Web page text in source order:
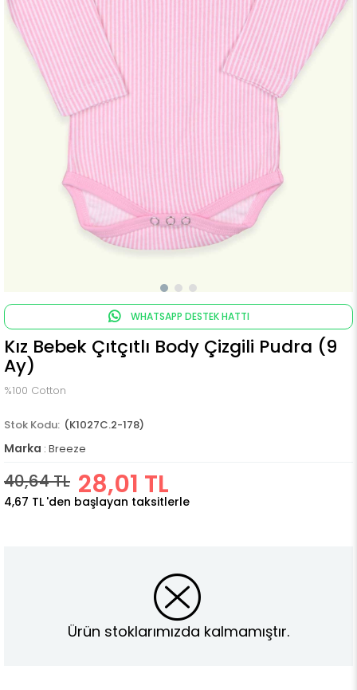
WHATSAPP DESTEK HATTI
Kız Bebek Çıtçıtlı Body Çizgili Pudra (9
Ay)
%100 Cotton
(K1027C.2-178)
Marka : Breeze
40,64 TL 28,01 TL
4,67 TL 'den başlayan taksitlerle
Ürün stoklarımızda kalmamıştır.